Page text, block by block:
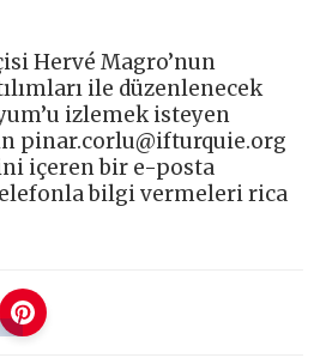
Hervé Magro’nun
ile düzenlenecek
izlemek isteyen
pinar.corlu@ifturquie.org
içeren bir e-posta
bilgi vermeleri rica